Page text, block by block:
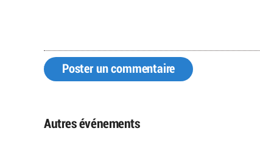
Poster un commentaire
Autres événements